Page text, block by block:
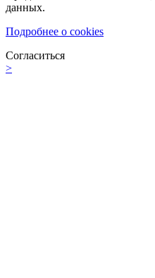
данных.
Подробнее о cookies
Согласиться
>